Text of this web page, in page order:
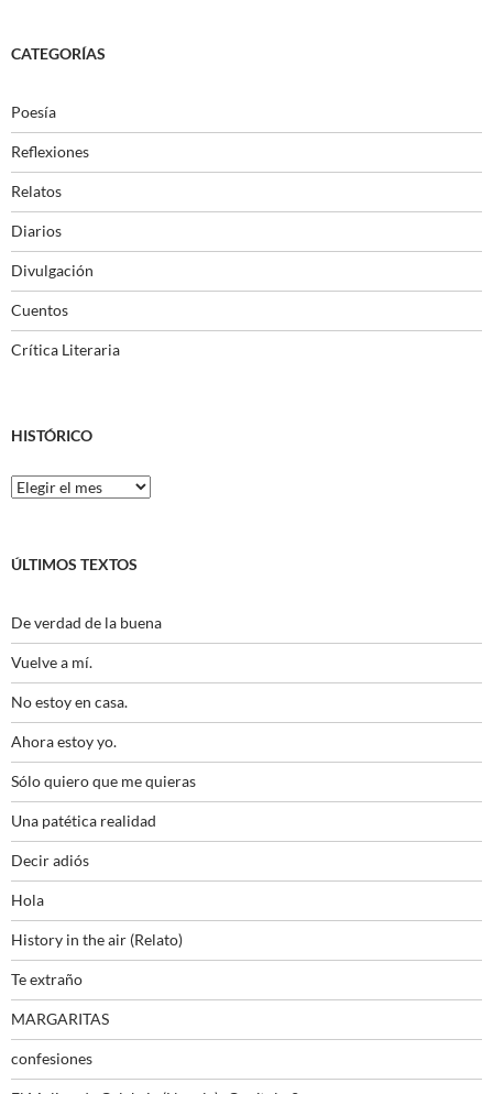
CATEGORÍAS
Poesía
Reflexiones
Relatos
Diarios
Divulgación
Cuentos
Crítica Literaria
HISTÓRICO
Histórico
ÚLTIMOS TEXTOS
De verdad de la buena
Vuelve a mí.
No estoy en casa.
Ahora estoy yo.
Sólo quiero que me quieras
Una patética realidad
Decir adiós
Hola
History in the air (Relato)
Te extraño
MARGARITAS
confesiones